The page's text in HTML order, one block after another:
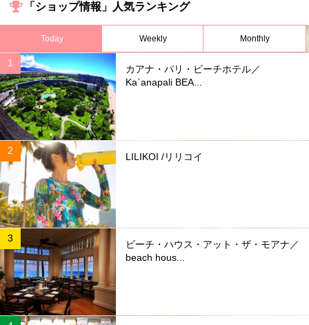
「ショップ情報」人気ランキング
Today Weekly Monthly
カアナ・パリ・ビーチホテル／
Ka`anapali BEA...
LILIKOI /リリコイ
ビーチ・ハウス・アット・ザ・モアナ／
beach hous...